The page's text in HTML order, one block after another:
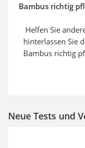
Bambus richtig
Helfen Sie
hinterlassen Sie
Bambus richtig
Neue Tests und